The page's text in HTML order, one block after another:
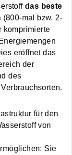
das beste
(800-mal bzw. 2-
komprimierte
eröffnet das
der
des
für den
von
Sie